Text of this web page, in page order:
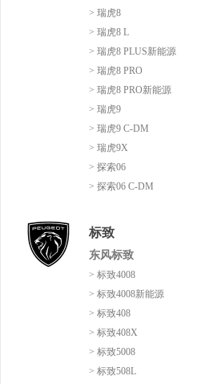
> 瑞虎8
> 瑞虎8 L
> 瑞虎8 PLUS新能源
> 瑞虎8 PRO
> 瑞虎8 PRO新能源
> 瑞虎9
> 瑞虎9 C-DM
> 瑞虎9X
> 探索06
> 探索06 C-DM
标致
东风标致
> 标致4008
> 标致4008新能源
> 标致408
> 标致408X
> 标致5008
> 标致508L